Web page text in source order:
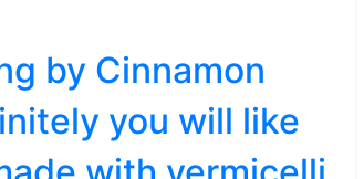
by Cinnamon
you will like